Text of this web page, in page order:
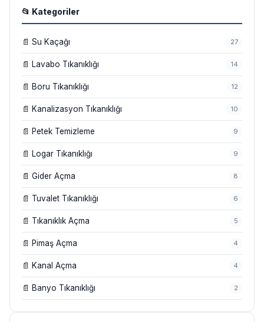
📂 Kategoriler
📄 Su Kaçağı 27
📄 Lavabo Tıkanıklığı 14
📄 Boru Tıkanıklığı 12
📄 Kanalizasyon Tıkanıklığı 10
📄 Petek Temizleme 9
📄 Logar Tıkanıklığı 9
📄 Gider Açma 8
📄 Tuvalet Tıkanıklığı 6
📄 Tıkanıklık Açma 5
📄 Pimaş Açma 4
📄 Kanal Açma 4
📄 Banyo Tıkanıklığı 2